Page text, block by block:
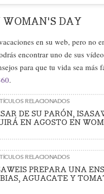
WOMAN'S DAY
en su web, pero no
encontrar uno de sus
para que tu vida sea más
.
RELACIONADOS
DE SU PARÓN,
EN AGOSTO EN
RELACIONADOS
PREPARA UNA
AGUACATE Y